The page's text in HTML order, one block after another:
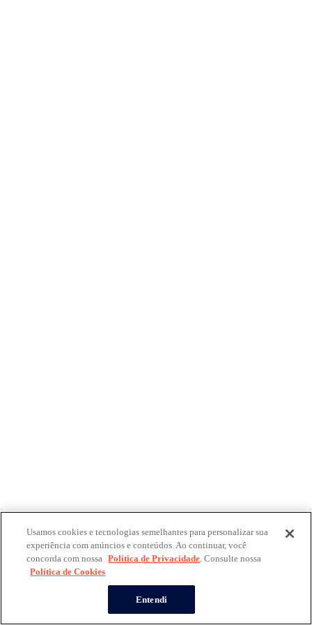
Usamos cookies e tecnologias semelhantes para personalizar sua
experiência com anúncios e conteúdos. Ao continuar, você
concorda com nossa Política de Privacidade. Consulte nossa
Política de Cookies
Entendi